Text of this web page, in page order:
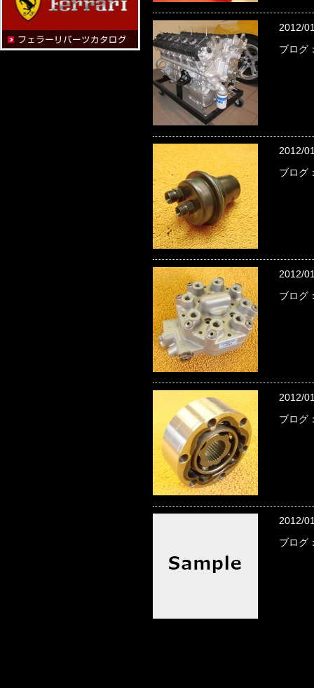
2012/
ブログ
2012/
ブログ
2012/
ブログ
2012/
ブログ
2012/
ブログ